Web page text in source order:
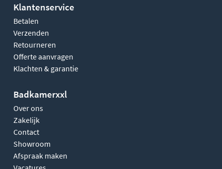
Klantenservice
Betalen
Verzenden
Retourneren
Offerte aanvragen
Klachten & garantie
Badkamerxxl
Over ons
Zakelijk
Contact
Showroom
Afspraak maken